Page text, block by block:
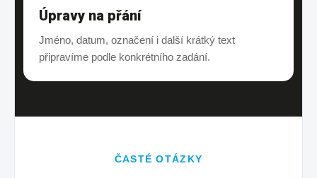
Úpravy na přání
Jméno, datum, označení i další krátký text
připravíme podle konkrétního zadání.
ČASTÉ OTÁZKY